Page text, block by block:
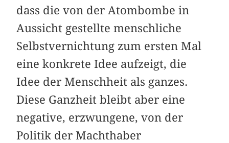
dass die von der Atombombe in
Aussicht gestellte menschliche
Selbstvernichtung zum ersten Mal
eine konkrete Idee aufzeigt, die
Idee der Menschheit als ganzes.
Diese Ganzheit bleibt aber eine
negative, erzwungene, von der
Politik der Machthaber